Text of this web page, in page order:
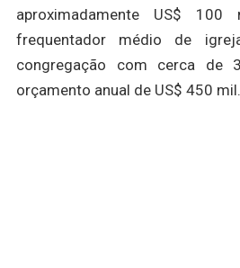
aproximadamente US$
frequentador médio de
congregação com cerca de
orçamento anual de US$ 450 mil.